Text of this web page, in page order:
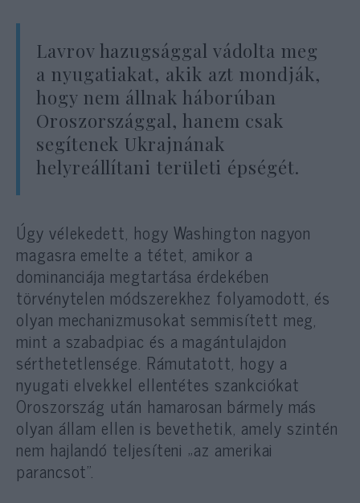
Lavrov hazugsággal vádolta meg
a nyugatiakat, akik azt mondják,
hogy nem állnak háborúban
Oroszországgal, hanem csak
segítenek Ukrajnának
helyreállítani területi épségét.
Úgy vélekedett, hogy Washington nagyon
magasra emelte a tétet, amikor a
dominanciája megtartása érdekében
törvénytelen módszerekhez folyamodott, és
olyan mechanizmusokat semmisített meg,
mint a szabadpiac és a magántulajdon
sérthetetlensége. Rámutatott, hogy a
nyugati elvekkel ellentétes szankciókat
Oroszország után hamarosan bármely más
olyan állam ellen is bevethetik, amely szintén
nem hajlandó teljesíteni „az amerikai
parancsot”.